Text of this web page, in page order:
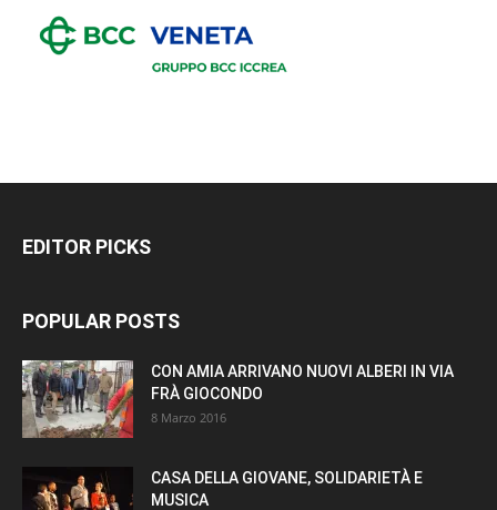
EDITOR PICKS
POPULAR POSTS
CON AMIA ARRIVANO NUOVI ALBERI IN VIA
FRÀ GIOCONDO
8 Marzo 2016
CASA DELLA GIOVANE, SOLIDARIETÀ E
MUSICA